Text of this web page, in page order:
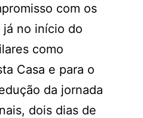
com os
já no início do
como
Casa e para o
da jornada
dois dias de